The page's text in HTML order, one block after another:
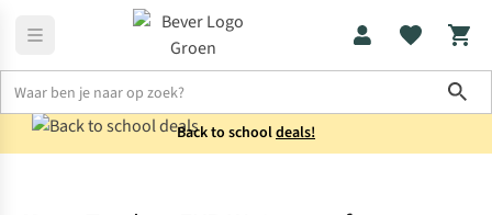
Back to schooldeals!